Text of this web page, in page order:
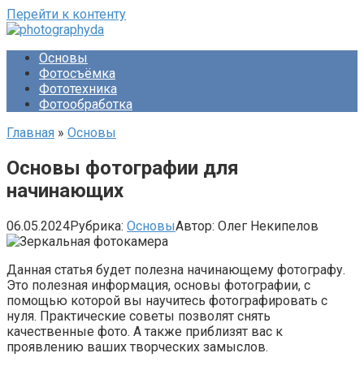
Перейти к контенту
Основы
Фотосъёмка
Фототехника
Фотообработка
Главная » Основы
Основы фотографии для
начинающих
06.05.2024Рубрика: ОсновыАвтор: Олег Некипелов
Данная статья будет полезна начинающему фотографу.
Это полезная информация, основы фотографии, с
помощью которой вы научитесь фотографировать с
нуля. Практические советы позволят снять
качественные фото. А также приблизят вас к
проявлению ваших творческих замыслов.